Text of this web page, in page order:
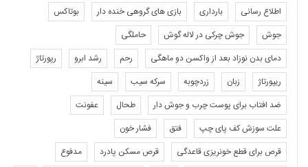
اطلاع رسانی
بارداری بازی های گروهی خنده دار
بوتاکس
جوش
جوش چرکی در لاله گوش
حاملگی
دمای بدن نوزاد بعد از واکسن دو ماهگی
رحم رشد ابرو
رپورتاژ
ریپورتاژ
زبان زردچوبه سرکه سیب
سینه
ضد افتاب برای پوست چرب و جوش دار
طحال
عفونت
علت سوزش کف پای چپ
فتق
فشار خون
قرص برای قطع خونریزی قاعدگی
قرص مسکن پادرد
مدفوع